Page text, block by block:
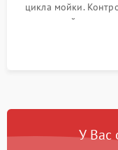
цикла мойки.
до нужной
штатного
У Вас